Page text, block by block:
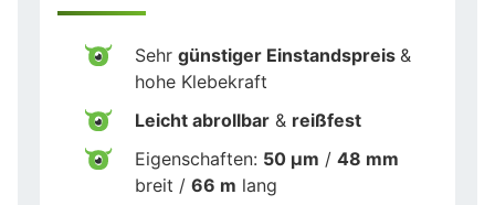
Sehr günstiger Einstandspreis &
hohe Klebekraft
Leicht abrollbar & reißfest
Eigenschaften: 50 µm / 48 mm
breit / 66 m lang